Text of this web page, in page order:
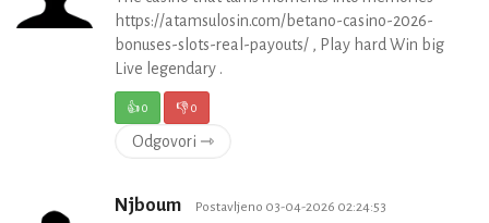
https://atamsulosin.com/betano-casino-2026-
bonuses-slots-real-payouts/ , Play hard Win big
Live legendary .
👍0 👎0
Odgovori ⇾
Njboum Postavljeno 03-04-2026 02:24:53